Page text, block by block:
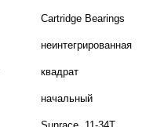
Cartridge Bearings
неинтегрированная
квадрат
начальный